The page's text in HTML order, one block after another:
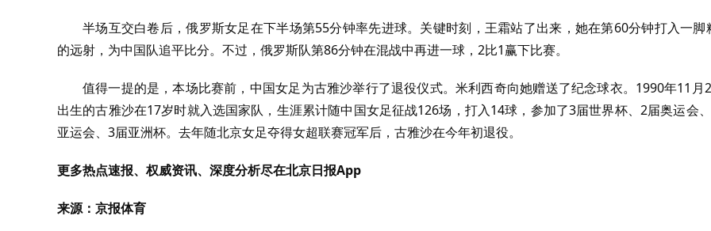
半场互交白卷后，俄罗斯女足在下半场第55分钟率先进球。关键时刻，王霜站了出来，她在第60分钟打入一脚
的远射，为中国队追平比分。不过，俄罗斯队第86分钟在混战中再进一球，2比1赢下比赛。
值得一提的是，本场比赛前，中国女足为古雅沙举行了退役仪式。米利西奇向她赠送了纪念球衣。1990年11月
出生的古雅沙在17岁时就入选国家队，生涯累计随中国女足征战126场，打入14球，参加了3届世界杯、2届奥运会
亚运会、3届亚洲杯。去年随北京女足夺得女超联赛冠军后，古雅沙在今年初退役。
更多热点速报、权威资讯、深度分析尽在北京日报App
来源：京报体育